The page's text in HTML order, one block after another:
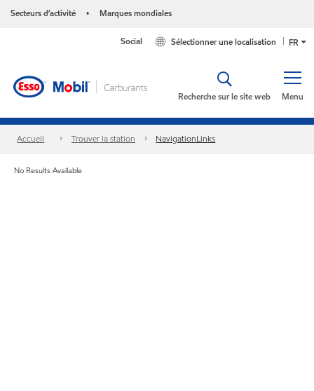
Secteurs d’activité • Marques mondiales
FR
Sélectionner une localisation
Social
Menu
Recherche sur le site web
Accueil Trouver la station NavigationLinks
No Results Available